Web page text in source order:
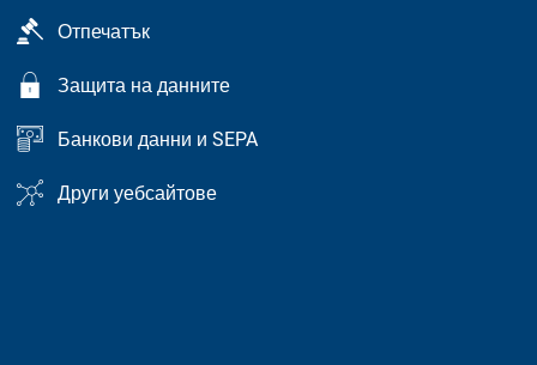
Отпечатък
Защита на данните
Банкови данни и SEPA
Други уебсайтове